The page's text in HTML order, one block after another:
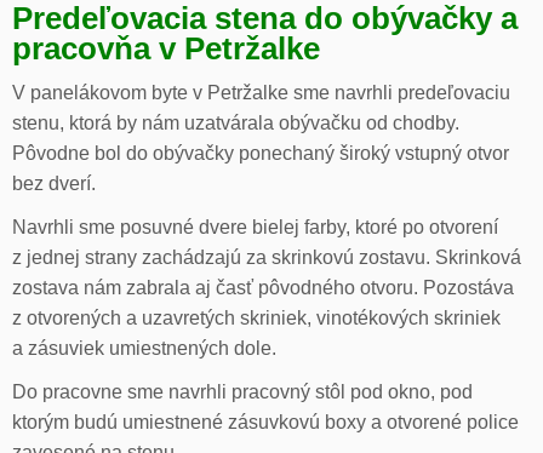
Predeľovacia stena do obývačky a
pracovňa v Petržalke
V panelákovom byte v Petržalke sme navrhli predeľovaciu
stenu, ktorá by nám uzatvárala obývačku od chodby.
Pôvodne bol do obývačky ponechaný široký vstupný otvor
bez dverí.
Navrhli sme posuvné dvere bielej farby, ktoré po otvorení
z jednej strany zachádzajú za skrinkovú zostavu. Skrinková
zostava nám zabrala aj časť pôvodného otvoru. Pozostáva
z otvorených a uzavretých skriniek, vinotékových skriniek
a zásuviek umiestnených dole.
Do pracovne sme navrhli pracovný stôl pod okno, pod
ktorým budú umiestnené zásuvkovú boxy a otvorené police